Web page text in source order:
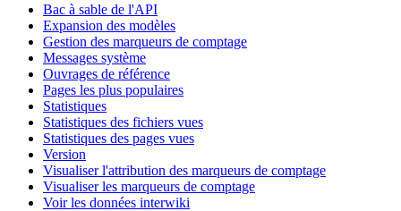
Bac à sable de l'API
Expansion des modèles
Gestion des marqueurs de comptage
Messages système
Ouvrages de référence
Pages les plus populaires
Statistiques
Statistiques des fichiers vues
Statistiques des pages vues
Version
Visualiser l'attribution des marqueurs de comptage
Visualiser les marqueurs de comptage
Voir les données interwiki